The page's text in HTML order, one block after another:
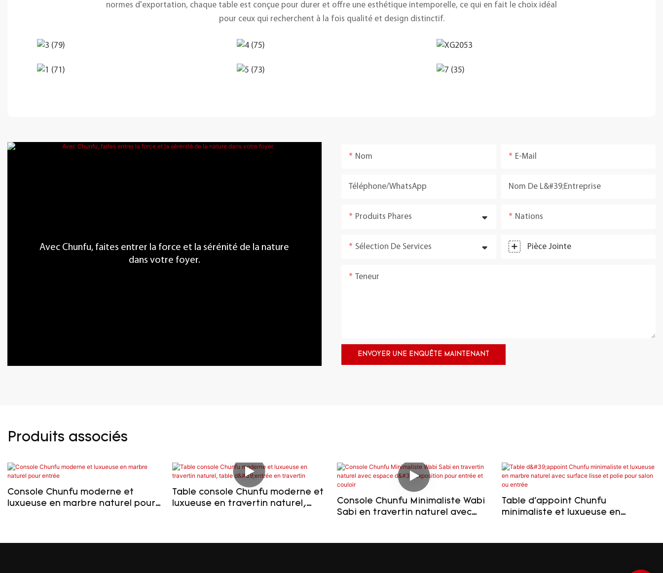
normes d'exportation, chaque table est conçue pour durer et offre une esthétique intemporelle, ce qui en fait le choix idéal
pour ceux qui recherchent à la fois qualité et design distinctif.
Avec Chunfu, faites entrer la force et la sérénité de la nature
dans votre foyer.
Nom E-Mail
Téléphone/WhatsApp Nom De L&#39;entreprise
Produits Phares Nations
Sélection De Services Pièce Jointe
Teneur
ENVOYER UNE ENQUÊTE MAINTENANT
Produits associés
Console Chunfu moderne et
luxueuse en marbre naturel pour
Table console Chunfu moderne et
luxueuse en travertin naturel,
Console Chunfu Minimaliste Wabi
Sabi en travertin naturel avec
Table d'appoint Chunfu
minimaliste et luxueuse en